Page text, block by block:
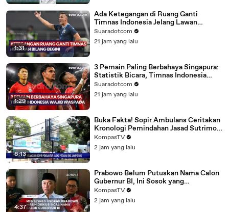
1:31
Ada Ketegangan di Ruang Ganti
Timnas Indonesia Jelang Lawan
Singapura? Herdman Bilang Begini
Suaradotcom
21 jam yang lalu
1:29
3 Pemain Paling Berbahaya Singapura:
Statistik Bicara, Timnas Indonesia
Wajib Waspada
Suaradotcom
21 jam yang lalu
6:13
Buka Fakta! Sopir Ambulans Ceritakan
Kronologi Pemindahan Jasad Sutrimo |
KOMPAS PAGI
KompasTV
2 jam yang lalu
4:37
Prabowo Belum Putuskan Nama Calon
Gubernur BI, Ini Sosok yang
Dipertimbangkan
KompasTV
2 jam yang lalu